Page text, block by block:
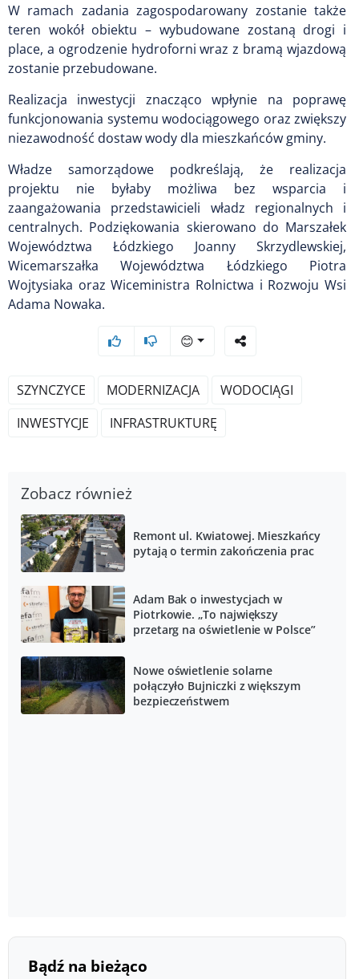
W ramach zadania zagospodarowany zostanie także
teren wokół obiektu – wybudowane zostaną drogi i
place, a ogrodzenie hydroforni wraz z bramą wjazdową
zostanie przebudowane.
Realizacja inwestycji znacząco wpłynie na poprawę
funkcjonowania systemu wodociągowego oraz zwiększy
niezawodność dostaw wody dla mieszkańców gminy.
Władze samorządowe podkreślają, że realizacja
projektu nie byłaby możliwa bez wsparcia i
zaangażowania przedstawicieli władz regionalnych i
centralnych. Podziękowania skierowano do Marszałek
Województwa Łódzkiego Joanny Skrzydlewskiej,
Wicemarszałka Województwa Łódzkiego Piotra
Wojtysiaka oraz Wiceministra Rolnictwa i Rozwoju Wsi
Adama Nowaka.
😊
SZYNCZYCE MODERNIZACJA
WODOCIĄGI
INWESTYCJE
INFRASTRUKTURĘ
Zobacz również
Remont ul. Kwiatowej. Mieszkańcy
pytają o termin zakończenia prac
Adam Bak o inwestycjach w
Piotrkowie. „To największy
przetarg na oświetlenie w Polsce”
Nowe oświetlenie solarne
połączyło Bujniczki z większym
bezpieczeństwem
Bądź na bieżąco